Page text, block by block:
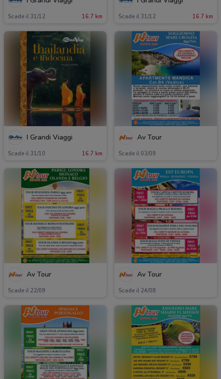
Scade il 31/12 16.7 km Scade il 31/12 16.7 km
I Grandi Viaggi
Scade il 31/10 16.7 km
Av Tour
Scade il 03/09
Av Tour
Scade il 22/09
Av Tour
Scade il 24/08